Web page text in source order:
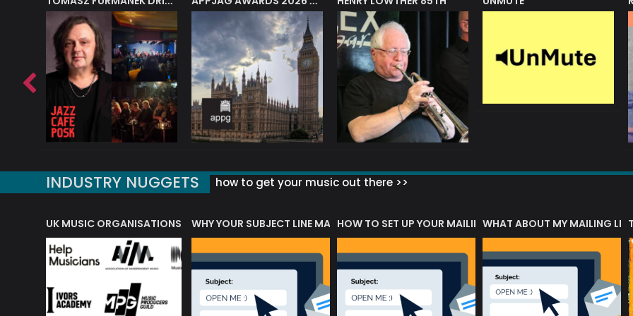
INDUSTRY NUGGETS how to get your music out there >>
OF MUSIC ACRONYMS?
UK MUSIC ORGANISATIONS WHY YOUR SUBJECT LINE MATTERS?HOW TO SET UP YOUR MAILING LISTWHAT ABOUT MY MAILING